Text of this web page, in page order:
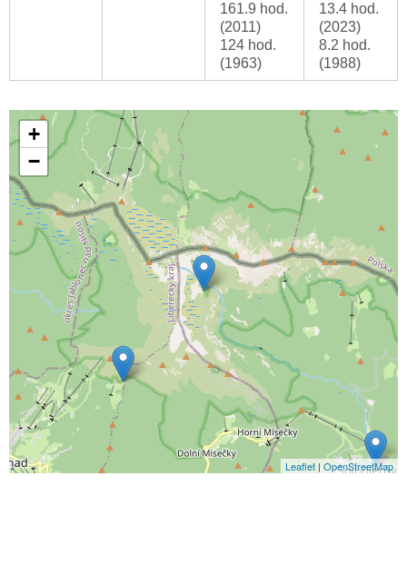
161.9 hod.
(2011)
124 hod.
(1963)
13.4 hod.
(2023)
8.2 hod.
(1988)
+
−
Leaflet | OpenStreetMap